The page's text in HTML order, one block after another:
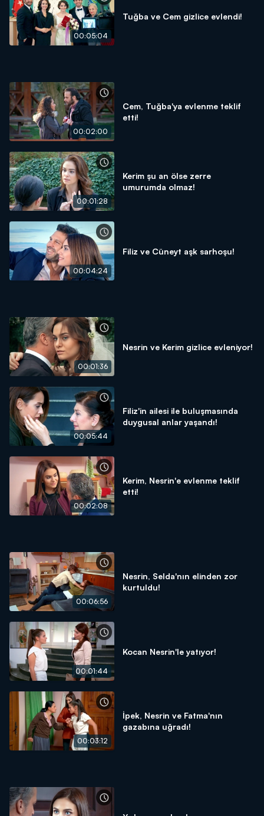
00:05:04
Tuğba ve Cem gizlice evlendi!
00:02:00
Cem, Tuğba'ya evlenme teklif
etti!
00:01:28
Kerim şu an ölse zerre
umurumda olmaz!
00:04:24
Filiz ve Cüneyt aşk sarhoşu!
00:01:36
Nesrin ve Kerim gizlice evleniyor!
00:05:44
Filiz'in ailesi ile buluşmasında
duygusal anlar yaşandı!
00:02:08
Kerim, Nesrin'e evlenme teklif
etti!
00:06:56
Nesrin, Selda'nın elinden zor
kurtuldu!
00:01:44
Kocan Nesrin'le yatıyor!
00:03:12
İpek, Nesrin ve Fatma'nın
gazabına uğradı!